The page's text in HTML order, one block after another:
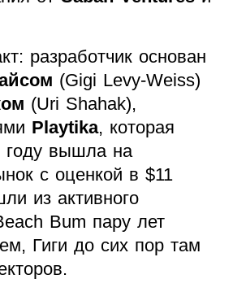
разработчик основан
(Gigi Levy-Weiss)
(Uri Shahak),
Playtika, которая
году вышла на
с оценкой в $11
из активного
Bum пару лет
Гиги до сих пор там